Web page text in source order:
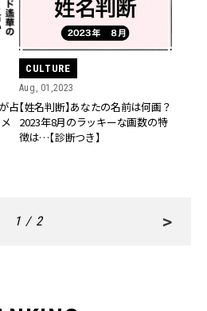
占
CULTURE
Aug, 01,2023
【姓名判断】あなたの名前は何画？
2023年8月のラッキーな画数の特
徴は…【診断つき】
1 / 2 >